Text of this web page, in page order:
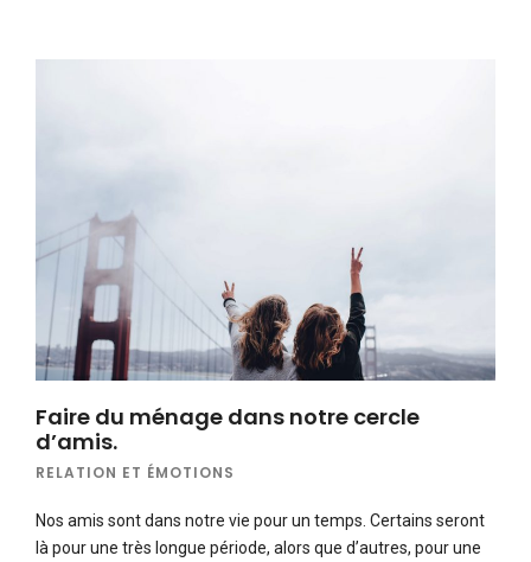
Faire du ménage dans notre cercle
d’amis.
RELATION ET ÉMOTIONS
Nos amis sont dans notre vie pour un temps. Certains seront
là pour une très longue période, alors que d’autres, pour une